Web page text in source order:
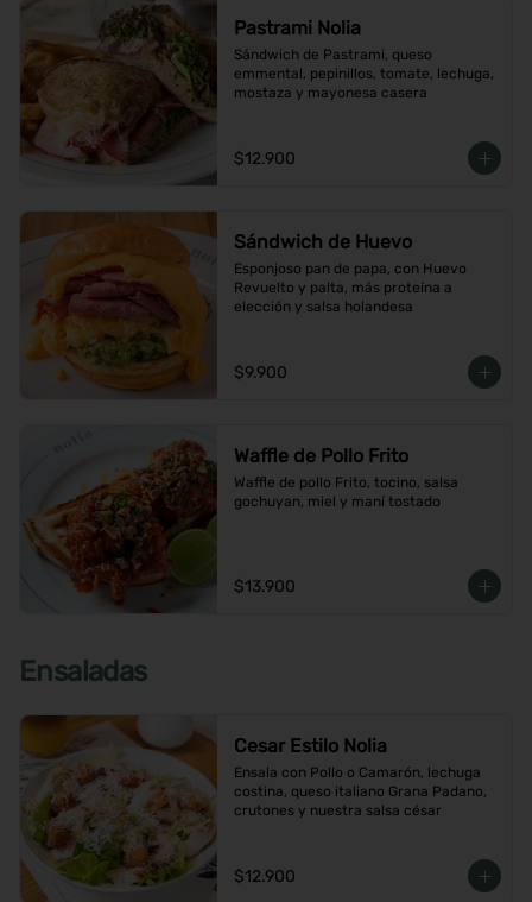
Pastrami Nolia
Sándwich de Pastrami, queso
emmental, pepinillos, tomate, lechuga,
mostaza y mayonesa casera
$12.900
Sándwich de Huevo
Esponjoso pan de papa, con Huevo
Revuelto y palta, más proteína a
elección y salsa holandesa
$9.900
Waffle de Pollo Frito
Waffle de pollo Frito, tocino, salsa
gochuyan, miel y maní tostado
$13.900
Ensaladas
Cesar Estilo Nolia
Ensala con Pollo o Camarón, lechuga
costina, queso italiano Grana Padano,
crutones y nuestra salsa césar
$12.900